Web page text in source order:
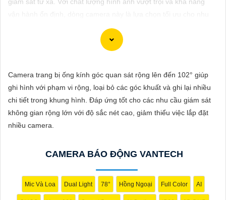
KIỆN
VẤN
DỊCH
VỤ
cầu bảo vệ an ninh và tiết kiệm chi phí giám sát cho gia đình
Trộm, bạn cần xem xét một số yếu tố sau đây:
quan sát trong điều kiện ánh sáng yếu hoặc ban đêm.
Tính năng cảnh báo: Chọn hệ thống có tính năng cảnh báo
khi phát hiện chuyển động hoặc âm thanh không bình thường.
4:Kết nối mạng: Chọn camera có khả năng kết nối internet để
Camera trang bị ống kính góc quan sát rộng lên đến 102° giúp
ghi hình với phạm vi rộng, loại bỏ các góc khuất và ghi lại nhiều
chi tiết trong khung hình. Đáp ứng tốt cho các nhu cầu giám sát
không gian rộng lớn với độ sắc nét cao, giảm thiểu việc lắp đặt
nhiều camera.
CAMERA BÁO ĐỘNG VANTECH
Mic Và Loa Dual Light 78° Hồng Ngoại Full Color AI